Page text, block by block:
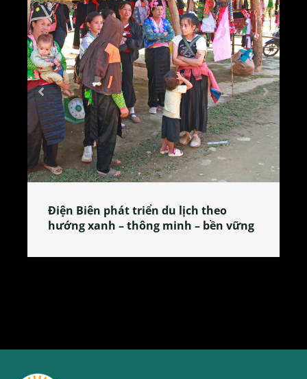
phát triển du lịch theo
– thông minh – bền vững
Làng làm bánh
tỏa đặc sản xứ